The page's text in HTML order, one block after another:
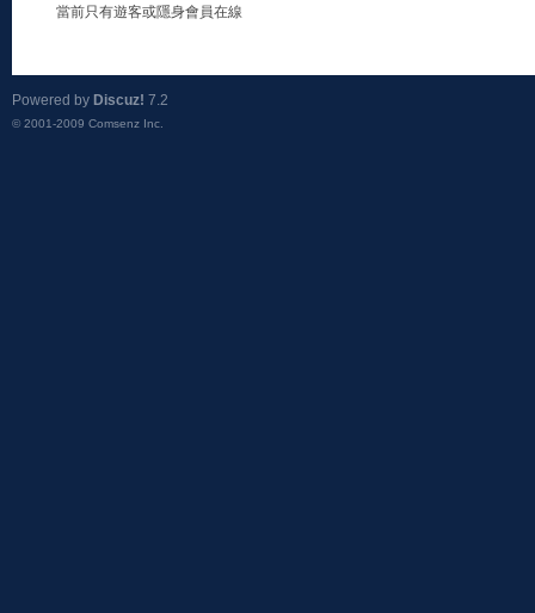
當前只有遊客或隱身會員在線
Powered by Discuz! 7.2
© 2001-2009 Comsenz Inc.